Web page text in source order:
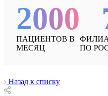
2000
ПАЦИЕНТОВ В
МЕСЯЦ
ПО
Назад к списку